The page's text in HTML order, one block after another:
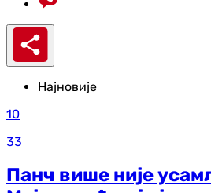
Најновије
10
33
Панч више није